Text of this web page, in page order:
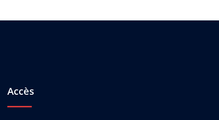
Accès